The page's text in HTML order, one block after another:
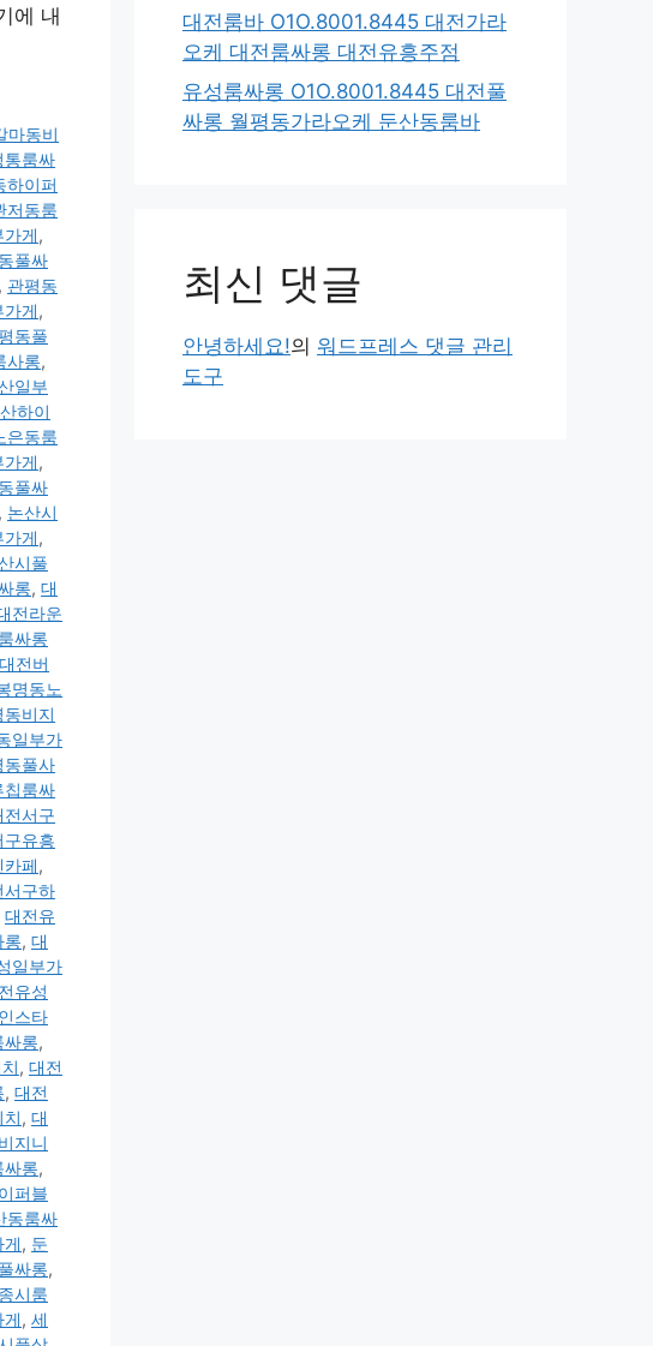
에 내
마동비
통룸싸
하이퍼
저동룸
게,
풀싸
, 관평동
게,
동풀
사롱,
일부
하이
은동룸
가게,
풀싸
, 논산시
게,
시풀
롱, 대
전라운
싸롱
대전버
명동노
비지
일부가
동풀사
칩룸싸
전서구
구유흥
페,
서구하
대전유
롱, 대
일부가
유성
스타
싸롱,
, 대전
, 대전
, 대
지니
싸롱,
퍼블
동룸싸
, 둔
싸롱,
시룸
, 세
대전룸바 O1O.8001.8445 대전가라
오케 대전룸싸롱 대전유흥주점
유성룸싸롱 O1O.8001.8445 대전풀
싸롱 월평동가라오케 둔산동룸바
최신 댓글
안녕하세요!의 워드프레스 댓글 관리
도구